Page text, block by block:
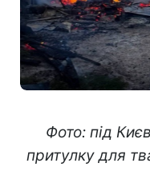
Фото: під
притулку для